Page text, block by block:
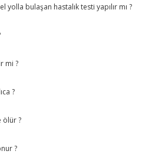
yolla bulaşan hastalık testi yapılır mı ?
mi ?
?
ölür ?
?